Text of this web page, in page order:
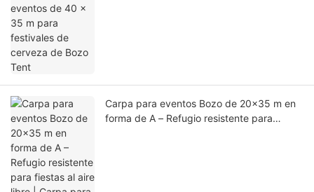
Carpa para eventos Bozo de 20x35 m en
forma de A – Refugio resistente para